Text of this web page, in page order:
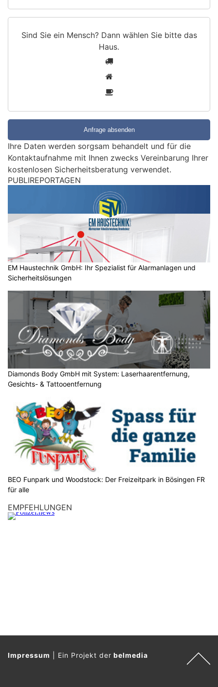
Sind Sie ein Mensch? Dann wählen Sie bitte das
Haus.
e
i
n
M
e
c
h
D
a
n
n
e
S
i
b
i
t
e
a
s
a
Ihre Daten werden sorgsam behandelt und für die
Kontaktaufnahme mit Ihnen zwecks Vereinbarung Ihrer
kostenlosen Sicherheitsberatung verwendet.
PUBLIREPORTAGEN
EM Haustechnik GmbH: Ihr Spezialist für Alarmanlagen und
Sicherheitslösungen
Diamonds Body GmbH mit System: Laserhaarentfernung,
Gesichts- & Tattooentfernung
BEO Funpark und Woodstock: Der Freizeitpark in Bösingen FR
für alle
EMPFEHLUNGEN
Impressum Ein Projekt derbelmedia